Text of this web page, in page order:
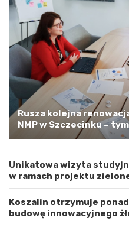
W
o
e
d
z
w
c
h
o
d
n
e
m
a
l
o
s
n
o
ś
ć
Rusza kolejna
NMP w Szczecinku –
zachodnia elewacja i
Unikatowa wizyta
w ramach projektu
energetycznej
Koszalin otrzymuje
budowę innowacyjnego